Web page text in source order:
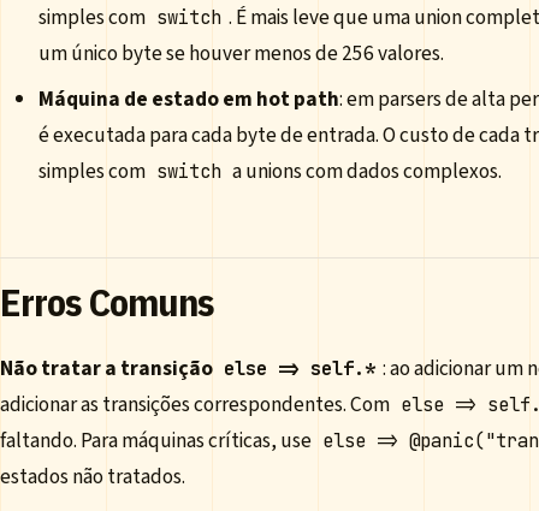
simples com switch . É mais leve que uma union
um único byte se houver menos de 256 valores.
Máquina de estado em hot path: em parsers de alta
é executada para cada byte de entrada. O custo de cada
simples com switch a unions com dados complexos.
Erros Comuns
Não tratar a transição else => self.* : ao adicionar um
adicionar as transições correspondentes. Com else =>
faltando. Para máquinas críticas, use else =>
estados não tratados.